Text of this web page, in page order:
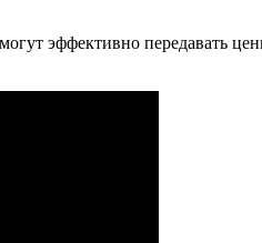
эффективно передавать